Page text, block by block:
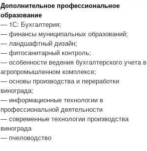
Дополнительное профессиональное
образование
— 1С: Бухгалтерия;
— финансы муниципальных образований;
— ландшафтный дизайн;
— фитосанитарный контроль;
— особенности ведения бухгалтерского учета в
агропромышленном комплексе;
— основы производства и переработки
винограда;
— информационные технологии в
профессиональной деятельности
— современные технологии производства
винограда
— пчеловодство